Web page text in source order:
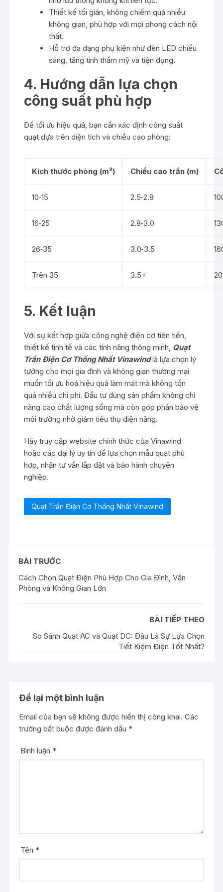
Thiết kế tối giản, không chiếm quá nhiều
không gian, phù hợp với mọi phong cách nội
thất.
Hỗ trợ đa dạng phụ kiện như đèn LED chiếu
sáng, tăng tính thẩm mỹ và tiện dụng.
4. Hướng dẫn lựa chọn
công suất phù hợp
Để tối ưu hiệu quả, bạn cần xác định công suất
quạt dựa trên diện tích và chiều cao phòng:
Kích thước phòng (m²) Chiều cao trần (m)
10‑15 2.5‑2.8
16‑25 2.8‑3.0
26‑35 3.0‑3.5
Trên 35 3.5+
5. Kết luận
Với sự kết hợp giữa công nghệ điện cơ tiên tiến,
thiết kế tinh tế và các tính năng thông minh, Quạt
Trần Điện Cơ Thống Nhất Vinawindlà lựa chọn lý
tưởng cho mọi gia đình và không gian thương mại
muốn tối ưu hoá hiệu quả làm mát mà không tốn
quá nhiều chi phí. Đầu tư đúng sản phẩm không chỉ
nâng cao chất lượng sống mà còn góp phần bảo vệ
môi trường nhờ giảm tiêu thụ điện năng.
Hãy truy cập website chính thức của Vinawind
hoặc các đại lý uy tín để lựa chọn mẫu quạt phù
hợp, nhận tư vấn lắp đặt và bảo hành chuyên
nghiệp.
Quạt Trần Điện Cơ Thống Nhất Vinawind
BÀI TRƯỚC
Cách Chọn Quạt Điện Phù Hợp Cho Gia Đình, Văn
Phòng và Không Gian Lớn
BÀI TIẾP THEO
So Sánh Quạt AC và Quạt DC: Đâu Là Sự Lựa Chọn
Tiết Kiệm Điện Tốt Nhất?
Để lại một bình luận
Email của bạn sẽ không được hiển thị công khai. Các
trường bắt buộc được đánh dấu *
Bình luận *
Tên *